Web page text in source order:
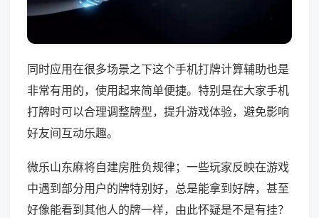
同时应用在很多场景之下这个手机打牌计算辅助也是
非常有用的，使用起来简单便捷。特别是在大家手机
打牌时可以合理调整牌型，提升游戏体验，避免影响
好友间互动乐趣。
微乐山东麻将自建房胜负规律；一些玩家反映在游戏
中遇到部分用户的牌特别好，总是能拿到好牌，甚至
好像能看到其他人的牌一样，由此怀疑是不是有挂？